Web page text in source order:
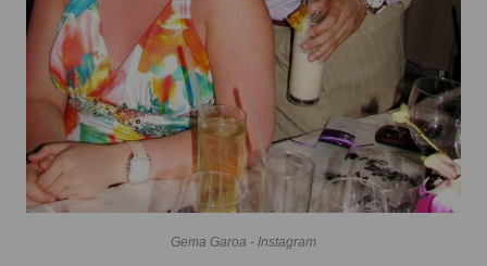
Gema Garoa - Instagram